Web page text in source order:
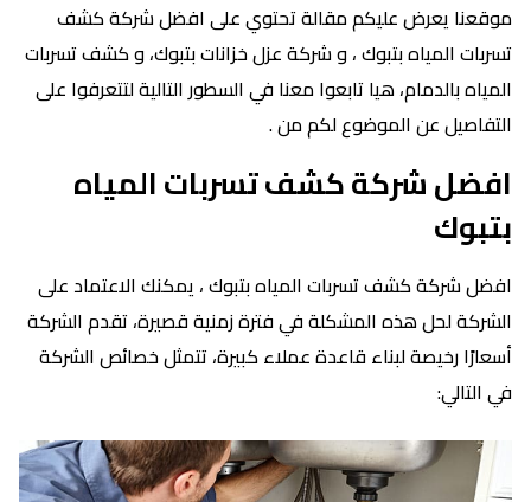
موقعنا يعرض عليكم مقالة تحتوي على افضل شركة كشف
تسربات المياه بتبوك ، و شركة عزل خزانات بتبوك، و كشف تسربات
المياه بالدمام، هيا تابعوا معنا في السطور التالية لتتعرفوا على
التفاصيل عن الموضوع لكم من .
افضل شركة كشف تسربات المياه
بتبوك
افضل شركة كشف تسربات المياه بتبوك ، يمكنك الاعتماد على
الشركة لحل هذه المشكلة في فترة زمنية قصيرة، تقدم الشركة
أسعارًا رخيصة لبناء قاعدة عملاء كبيرة، تتمثل خصائص الشركة
في التالي: